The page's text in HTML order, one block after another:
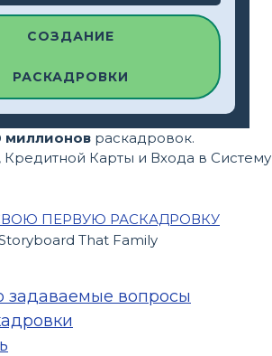
СОЗДАНИЕ
РАСКАДРОВКИ
миллионов раскадровок.
Кредитной Карты и Входа в Систему
ПЕРВУЮ РАСКАДРОВКУ
задаваемые вопросы